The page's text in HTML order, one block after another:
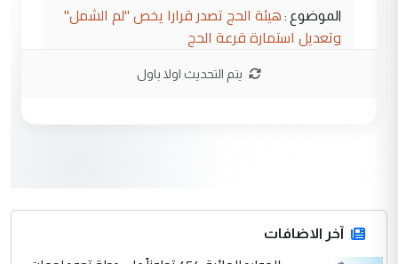
الموضوع : هيئة الحج تصدر قرارا يخص "لم الشمل"
وتعديل استمارة قرعة الحج
المشترك لا تستهدف أية دولة ومفتوحة لانضمام
الدول الشقيقة
يتم التحديث اولا باول
آخر الاضافات